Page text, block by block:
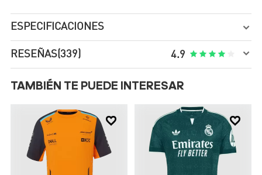
ESPECIFICACIONES 
RESEÑAS(339) 4.9     
TAMBIÉN TE PUEDE INTERESAR
 